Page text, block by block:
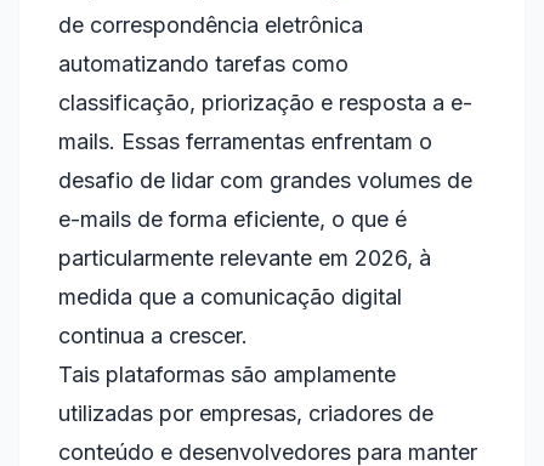
de correspondência eletrônica
automatizando tarefas como
classificação, priorização e resposta a e-
mails. Essas ferramentas enfrentam o
desafio de lidar com grandes volumes de
e-mails de forma eficiente, o que é
particularmente relevante em 2026, à
medida que a comunicação digital
continua a crescer.
Tais plataformas são amplamente
utilizadas por empresas, criadores de
conteúdo e desenvolvedores para manter